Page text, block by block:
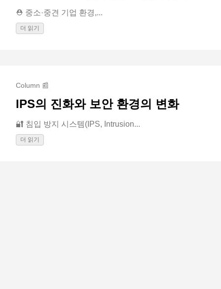
⛑️ 중소·중견 기업 환경,...
더 읽기
Column 📰
IPS의 진화와 보안 환경의 변화
🔐 침입 방지 시스템(IPS, Intrusion...
더 읽기